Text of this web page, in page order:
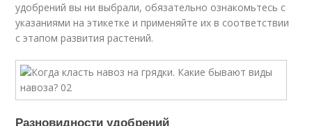
удобрений вы ни выбрали, обязательно ознакомьтесь с
указаниями на этикетке и применяйте их в соответствии
с этапом развития растений.
Разновидности удобрений